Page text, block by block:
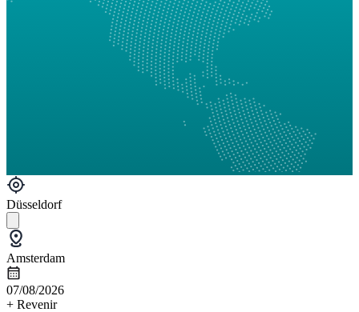
Düsseldorf
Amsterdam
07/08/2026
+ Revenir